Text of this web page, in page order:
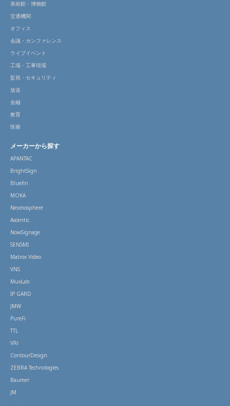
美術館・博物館
交通機関
オフィス
会議・カンファレンス
ライブイベント
工場・工事現場
監視・セキュリティ
放送
金融
教育
医療
メーカーから探す
APANTAC
BrightSign
Bluefin
MOKA
Nexmosphere
Ascentic
NowSignage
SENSMI
Matrox Video
VNS
MuxLab
IP GARD
JMW
PureFi
TTL
VRi
ContourDesign
ZEBRA Technologies
Baumer
JM